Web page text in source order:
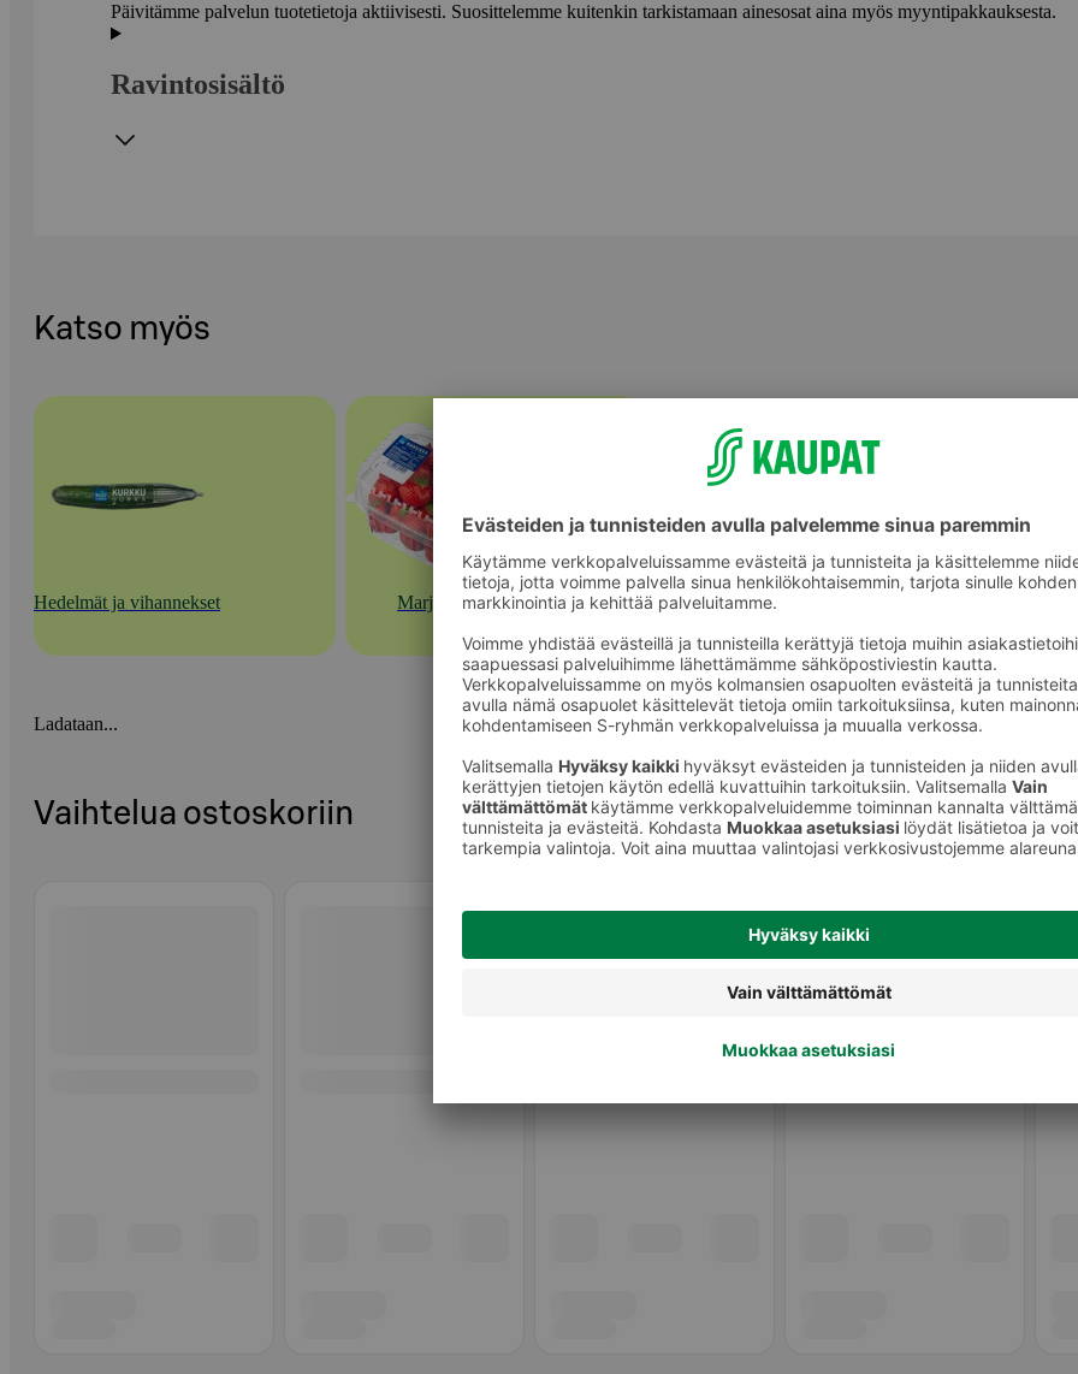
Päivitämme palvelun tuotetietoja aktiivisesti. Suosittelemme kuitenkin tarkistamaan ainesosat aina myös myyntipakkauksesta.
Ravintosisältö
Katso myös
Hedelmät ja vihannekset Marjat
Ladataan...
Vaihtelua ostoskoriin